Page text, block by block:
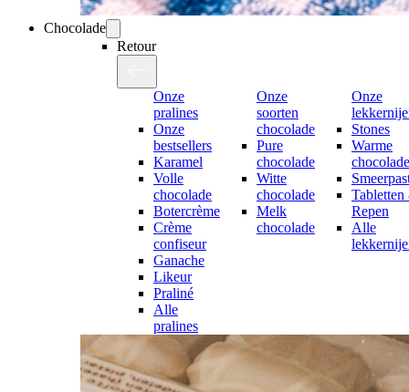
Chocolade
Retour
Onze
pralines
Onze
bestsellers
Karamel
Volle
chocolade
Botercrème
Crème
confiseur
Ganache
Likeur
Praliné
Alle
pralines
Onze
soorten
chocolade
Pure
chocolade
Witte
chocolade
Melk
chocolade
Onze
Stones
Warme
Repen
Alle